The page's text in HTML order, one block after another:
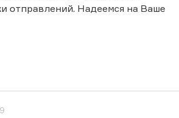
отправлений. Надеемся на Ваше